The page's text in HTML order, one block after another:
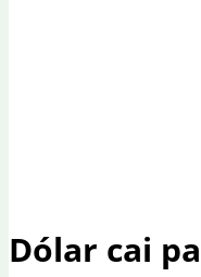
Dólar cai